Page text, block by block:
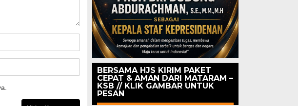
BERSAMA HJS KIRIM PAKET
CEPAT & AMAN DARI MATARAM –
KSB // KLIK GAMBAR UNTUK
PESAN